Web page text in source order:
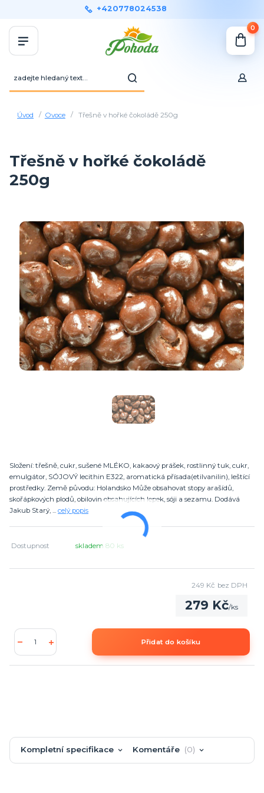
+420778024538
0
Úvod Ovoce Třešně v hořké čokoládě 250g
Třešně v hořké čokoládě
250g
Složení: třešně, cukr, sušené MLÉKO, kakaový prášek, rostlinný tuk, cukr,
emulgátor, SÓJOVÝ lecithin E322, aromatická přísada(etilvanilin), leštící
prostředky. Země původu: Holandsko Může obsahovat stopy arašídů,
skořápkových plodů, obilovin obsahujících lepek, sóji a sezamu. Dodává
Jakub Starý, ... celý popis
Dostupnost skladem 80 ks
279 Kč/ks
249 Kč bez DPH
Přidat do košíku
Kompletní specifikace Komentáře 0